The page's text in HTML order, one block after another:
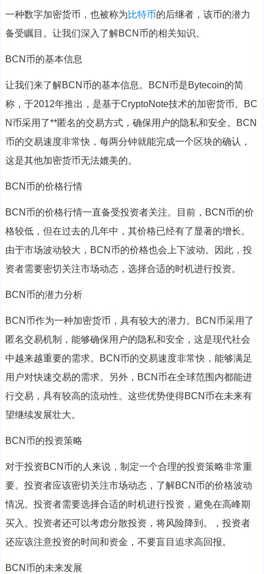
一种数字加密货币，也被称为比特币的后继者，该币的潜力
备受瞩目。让我们深入了解BCN币的相关知识。
BCN币的基本信息
让我们来了解BCN币的基本信息。BCN币是Bytecoin的简
称，于2012年推出，是基于CryptoNote技术的加密货币。BC
N币采用了**匿名的交易方式，确保用户的隐私和安全。BCN
币的交易速度非常快，每两分钟就能完成一个区块的确认，
这是其他加密货币无法媲美的。
BCN币的价格行情
BCN币的价格行情一直备受投资者关注。目前，BCN币的价
格较低，但在过去的几年中，其价格已经有了显著的增长。
由于市场波动较大，BCN币的价格也会上下波动。因此，投
资者需要密切关注市场动态，选择合适的时机进行投资。
BCN币的潜力分析
BCN币作为一种加密货币，具有较大的潜力。BCN币采用了
匿名交易机制，能够确保用户的隐私和安全，这是现代社会
中越来越重要的需求。BCN币的交易速度非常快，能够满足
用户对快速交易的需求。另外，BCN币在全球范围内都能进
行交易，具有较高的流动性。这些优势使得BCN币在未来有
望继续发展壮大。
BCN币的投资策略
对于投资BCN币的人来说，制定一个合理的投资策略非常重
要。投资者应该密切关注市场动态，了解BCN币的价格波动
情况。投资者需要选择合适的时机进行投资，避免在高峰期
买入。投资者还可以考虑分散投资，将风险降到。，投资者
还应该注意投资的时间和资金，不要盲目追求高回报。
BCN币的未来发展